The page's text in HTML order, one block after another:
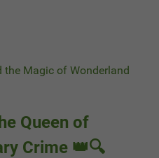
the Magic of Wonderland
Queen of
Crime 👑🔍